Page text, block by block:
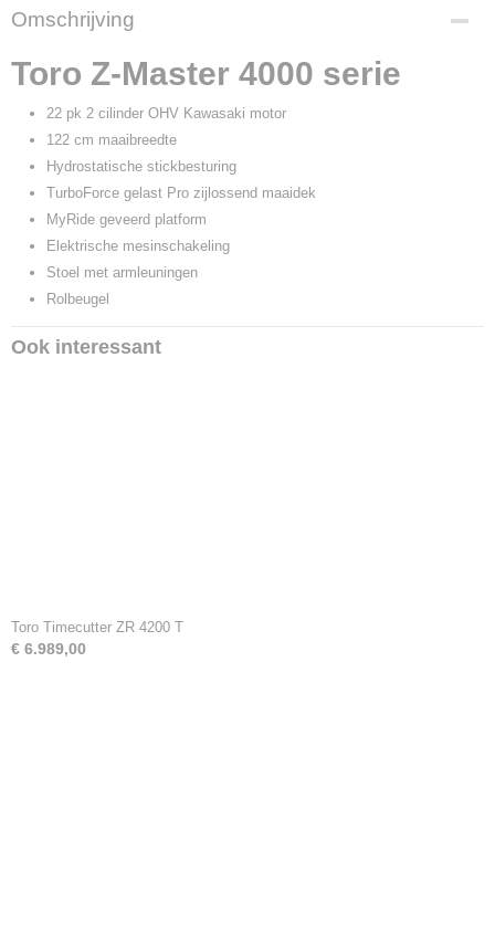
Productcode
74048TE
Productcode leverancier
74048TE
Omschrijving
Toro Z-Master 4000 serie
22 pk 2 cilinder OHV Kawasaki motor
122 cm maaibreedte
Hydrostatische stickbesturing
TurboForce gelast Pro zijlossend maaidek
MyRide geveerd platform
Elektrische mesinschakeling
Stoel met armleuningen
Rolbeugel
Ook interessant
Toro Timecutter ZR 4200 T
€ 6.989,00